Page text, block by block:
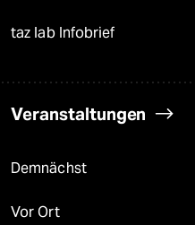
taz lab Infobrief
Veranstaltungen
Demnächst
Vor Ort